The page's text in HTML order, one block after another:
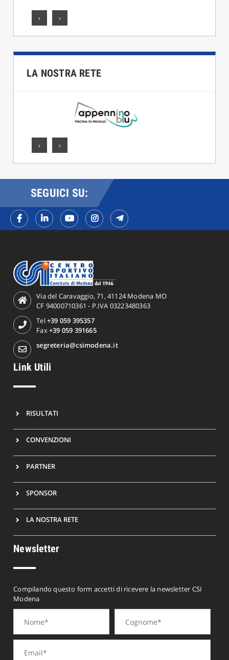
‹ ›
LA NOSTRA RETE
‹ ›
SEGUICI SU:
Via del Caravaggio, 71, 41124 Modena MO
CF 94000710361 - P.IVA 03223480363
Tel+39 059 395357
Fax+39 059 391665
segreteria@csimodena.it
Link Utili
RISULTATI
CONVENZIONI
PARTNER
SPONSOR
LA NOSTRA RETE
Newsletter
Compilando questo form accetti di ricevere la newsletter CSI
Modena